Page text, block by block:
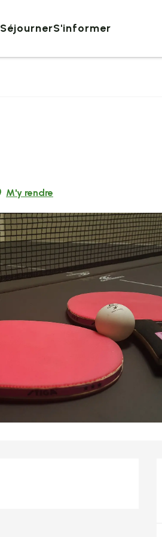
SéjournerS'informer
M'y rendre